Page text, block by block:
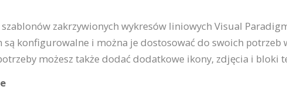
zakrzywionych wykresów liniowych Visual
konfigurowalne i można je dostosować do swoich potrzeb
możesz także dodać dodatkowe ikony, zdjęcia i bloki